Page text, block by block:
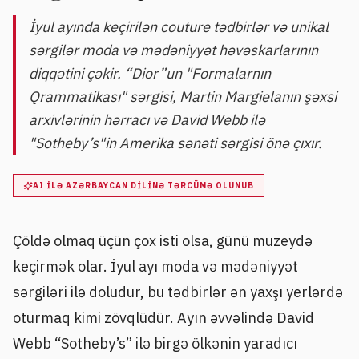
İyul ayında keçirilən couture tədbirlər və unikal
sərgilər moda və mədəniyyət həvəskarlarının
diqqətini çəkir. “Dior”un "Formalarnın
Qrammatikası" sərgisi, Martin Margielanın şəxsi
arxivlərinin hərracı və David Webb ilə
"Sotheby’s"in Amerika sənəti sərgisi önə çıxır.
AI ILƏ AZƏRBAYCAN DILINƏ TƏRCÜMƏ OLUNUB
Çöldə olmaq üçün çox isti olsa, günü muzeydə
keçirmək olar. İyul ayı moda və mədəniyyət
sərgiləri ilə doludur, bu tədbirlər ən yaxşı yerlərdə
oturmaq kimi zövqlüdür. Ayın əvvəlində David
Webb “Sotheby’s” ilə birgə ölkənin yaradıcı